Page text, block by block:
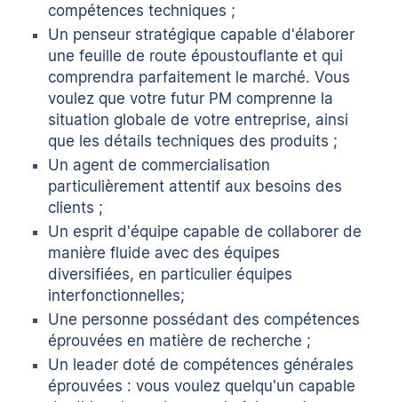
compétences techniques ;
Un penseur stratégique capable d'élaborer
une feuille de route époustouflante et qui
comprendra parfaitement le marché. Vous
voulez que votre futur PM comprenne la
situation globale de votre entreprise, ainsi
que les détails techniques des produits ;
Un agent de commercialisation
particulièrement attentif aux besoins des
clients ;
Un esprit d'équipe capable de collaborer de
manière fluide avec des équipes
diversifiées, en particulier équipes
interfonctionnelles;
Une personne possédant des compétences
éprouvées en matière de recherche ;
Un leader doté de compétences générales
éprouvées : vous voulez quelqu'un capable